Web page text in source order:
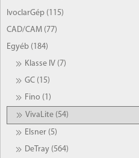
IvoclarGép (115)
CAD/CAM (77)
Egyéb (184)
Klasse IV (7)
GC (15)
Fino (1)
VivaLite (54)
Elsner (5)
DeTray (564)